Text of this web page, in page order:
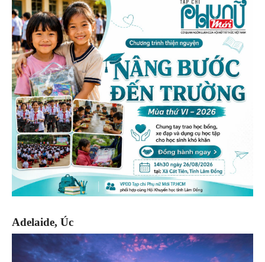
Adelaide, Úc